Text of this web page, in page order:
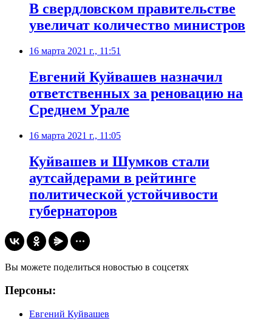
В свердловском правительстве
увеличат количество министров
16 марта 2021 г., 11:51
Евгений Куйвашев назначил
ответственных за реновацию на
Среднем Урале
16 марта 2021 г., 11:05
Куйвашев и Шумков стали
аутсайдерами в рейтинге
политической устойчивости
губернаторов
Вы можете поделиться новостью в соцсетях
Персоны:
Евгений Куйвашев